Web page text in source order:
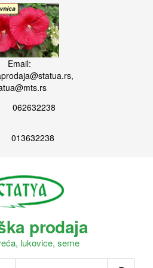
Email:
062632238
013632238
prodaja
lukovice, seme